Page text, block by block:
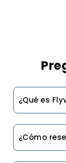
¿Qué es
¿Cómo